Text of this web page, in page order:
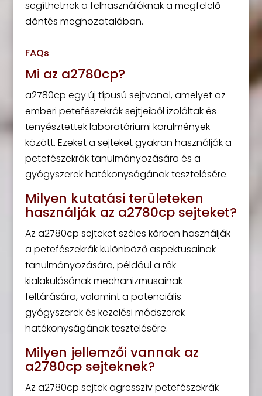
segíthetnek a felhasználóknak a megfelelő
döntés meghozatalában.
FAQs
Mi az a2780cp?
a2780cp egy új típusú sejtvonal, amelyet az
emberi petefészekrák sejtjeiből izoláltak és
tenyésztettek laboratóriumi körülmények
között. Ezeket a sejteket gyakran használják a
petefészekrák tanulmányozására és a
gyógyszerek hatékonyságának tesztelésére.
Milyen kutatási területeken
használják az a2780cp sejteket?
Az a2780cp sejteket széles körben használják
a petefészekrák különböző aspektusainak
tanulmányozására, például a rák
kialakulásának mechanizmusainak
feltárására, valamint a potenciális
gyógyszerek és kezelési módszerek
hatékonyságának tesztelésére.
Milyen jellemzői vannak az
a2780cp sejteknek?
Az a2780cp sejtek agresszív petefészekrák